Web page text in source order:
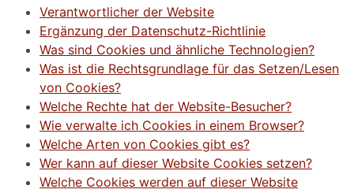
Verantwortlicher der Website
Ergänzung der Datenschutz-Richtlinie
Was sind Cookies und ähnliche Technologien?
Was ist die Rechtsgrundlage für das Setzen/Lesen
von Cookies?
Welche Rechte hat der Website-Besucher?
Wie verwalte ich Cookies in einem Browser?
Welche Arten von Cookies gibt es?
Wer kann auf dieser Website Cookies setzen?
Welche Cookies werden auf dieser Website